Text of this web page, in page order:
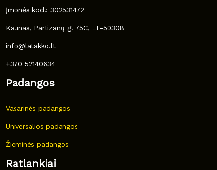
Įmonės kod.: 302531472
Kaunas, Partizanų g. 75C, LT-50308
info@latakko.lt
+370 52140634
Padangos
Vasarinės padangos
Universalios padangos
Žieminės padangos
Ratlankiai